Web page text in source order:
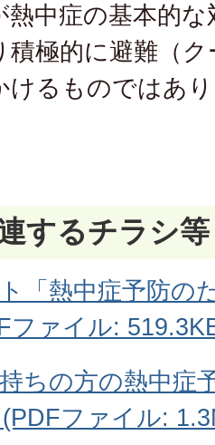
熱中症の基本的
積極的に避難（
けるものではあ
するチラシ等
「熱中症予防の
ファイル:
ちの方の熱中症
ファイル: